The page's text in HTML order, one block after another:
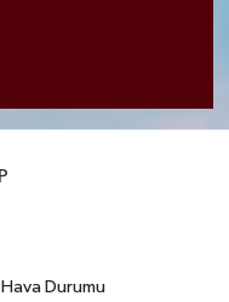
Hava Durumu